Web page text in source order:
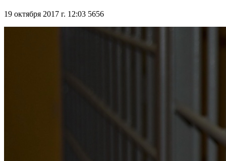
19 октября 2017 г. 12:03 5656